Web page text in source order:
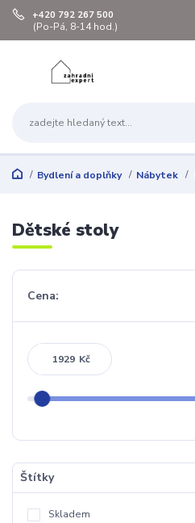
+420 792 267 500
(Po-Pá, 8-14 hod.)
Bydlení a doplňky Nábytek
Dětské stoly
Cena:
Kč
Štítky
Skladem